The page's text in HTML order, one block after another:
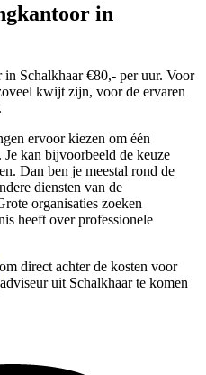
in
in Schalkhaar €80,- per uur. Voor
kwijt zijn, voor de ervaren
ervoor kiezen om één
kan bijvoorbeeld de keuze
Dan ben je meestal rond de
diensten van de
organisaties zoeken
heeft over professionele
om direct achter de kosten voor
uit Schalkhaar te komen